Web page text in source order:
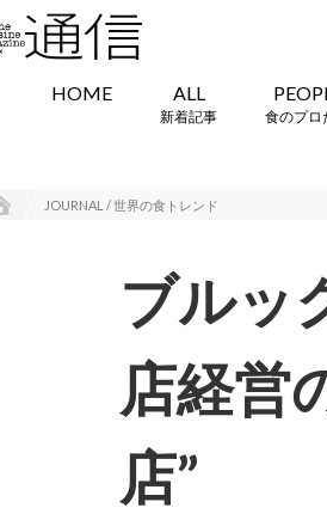
HOME ALL
新着記事 食のプロ
JOURNAL / 世界の食トレンド
ブルッ
店経営
店”